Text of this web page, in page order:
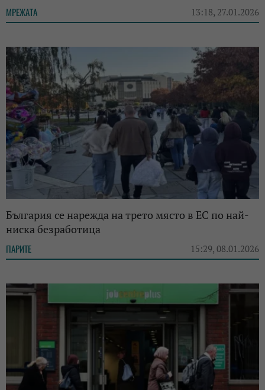
МРЕЖАТА 13:18, 27.01.2026
България се нарежда на трето място в ЕС по най-
ниска безработица
ПАРИТЕ 15:29, 08.01.2026